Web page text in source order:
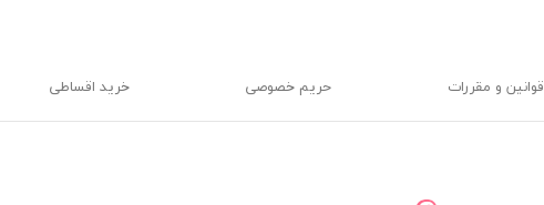
قوانین و مقررات حریم خصوصی خرید اقساطی